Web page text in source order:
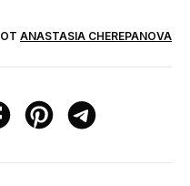
ОТ ANASTASIA CHEREPANOVA